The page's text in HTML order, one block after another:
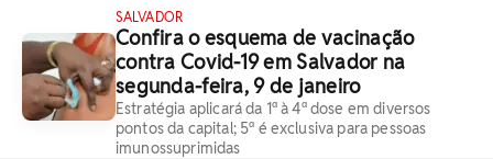
SALVADOR
Confira o esquema de vacinação
contra Covid-19 em Salvador na
segunda-feira, 9 de janeiro
Estratégia aplicará da 1ª à 4ª dose em diversos
pontos da capital; 5ª é exclusiva para pessoas
imunossuprimidas